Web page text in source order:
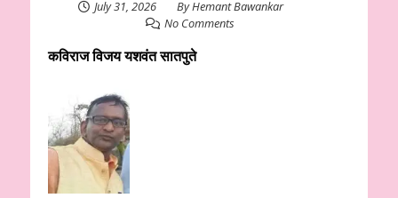
July 31, 2026 ByHemant Bawankar
No Comments
कविराज विजय यशवंत सातपुते